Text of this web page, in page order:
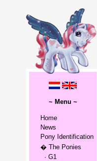
~ Menu ~
Home
News
Pony Identification
� The Ponies
· G1